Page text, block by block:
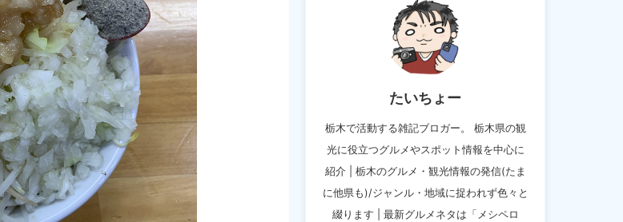
たいちょー
栃木で活動する雑記ブロガー。 栃木県の観
光に役立つグルメやスポット情報を中心に
紹介 | 栃木のグルメ・観光情報の発信(たま
に他県も)/ジャンル・地域に捉われず色々と
綴ります | 最新グルメネタは「メシペロ